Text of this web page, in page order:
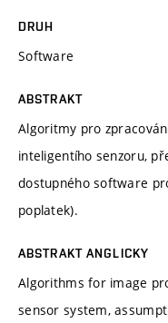
DRUH
Software
ABSTRAKT
Algoritmy pro
inteligentího senzoru,
dostupného software
poplatek).
ABSTRAKT ANGLICKY
Algorithms for image
sensor system,